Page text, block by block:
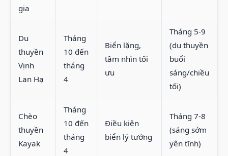
gia
Du
thuyền
Vịnh
Lan Hạ
Tháng
10 đến
tháng
4
Biển lặng,
tầm nhìn tối
ưu
Tháng 5-9
(du thuyền
buổi
sáng/chiều
tối)
Chèo
thuyền
Kayak
Tháng
10 đến
tháng
4
Điều kiện
biển lý tưởng
Tháng 7-8
(sáng sớm
yên tĩnh)